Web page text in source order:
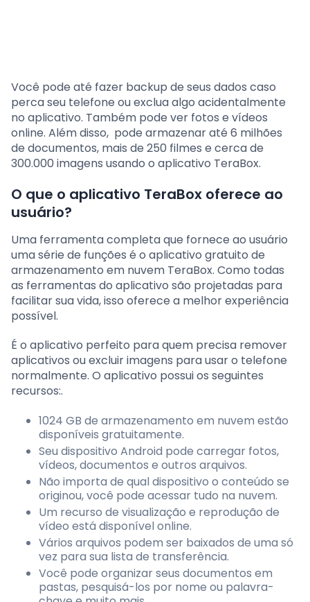
Você pode até fazer backup de seus dados caso
perca seu telefone ou exclua algo acidentalmente
no aplicativo. Também pode ver fotos e vídeos
online. Além disso, pode armazenar até 6 milhões
de documentos, mais de 250 filmes e cerca de
300.000 imagens usando o aplicativo TeraBox.
O que o aplicativo TeraBox oferece ao
usuário?
Uma ferramenta completa que fornece ao usuário
uma série de funções é o aplicativo gratuito de
armazenamento em nuvem TeraBox. Como todas
as ferramentas do aplicativo são projetadas para
facilitar sua vida, isso oferece a melhor experiência
possível.
É o aplicativo perfeito para quem precisa remover
aplicativos ou excluir imagens para usar o telefone
normalmente. O aplicativo possui os seguintes
recursos:.
1024 GB de armazenamento em nuvem estão
disponíveis gratuitamente.
Seu dispositivo Android pode carregar fotos,
vídeos, documentos e outros arquivos.
Não importa de qual dispositivo o conteúdo se
originou, você pode acessar tudo na nuvem.
Um recurso de visualização e reprodução de
vídeo está disponível online.
Vários arquivos podem ser baixados de uma só
vez para sua lista de transferência.
Você pode organizar seus documentos em
pastas, pesquisá-los por nome ou palavra-